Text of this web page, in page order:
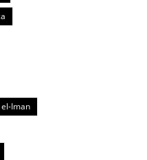
Iman